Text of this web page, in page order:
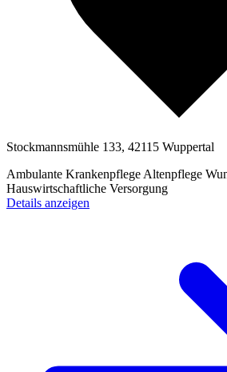
Stockmannsmühle 133, 42115 Wuppertal
Ambulante Krankenpflege Altenpflege
Hauswirtschaftliche Versorgung
Details anzeigen